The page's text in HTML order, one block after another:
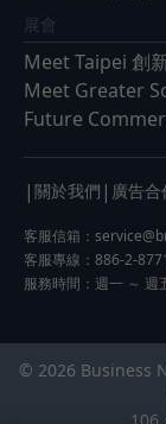
展會
Meet Taipei 創
Meet Greater
Future
| 關於我們 | 廣告合
客服信箱：
客服專線：886-2-
服務時間：週一 ～
© 2026 Business